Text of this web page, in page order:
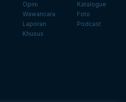
Opini
Wawancara
Laporan
Khusus
Katalogue
Foto
Podcast